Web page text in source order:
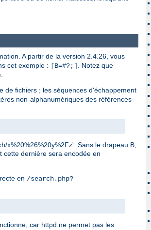
A partir de la version 2.4.26, vous
cet exemple : [B=#?;]
. Notez que
de fichiers ; les séquences d'échappement
non-alphanumériques des références
x%20%26%20y%2Fz'. Sans le drapeau B,
cette dernière sera encodée en
en /search.php?
car httpd ne permet pas les